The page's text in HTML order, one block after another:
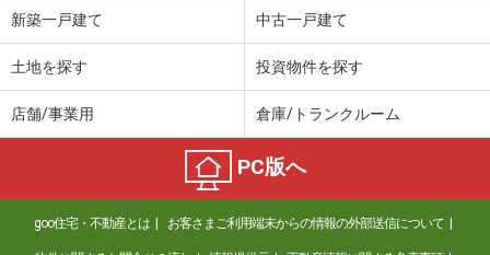
新築一戸建て 中古一戸建て
土地を探す 投資物件を探す
店舗/事業用 倉庫/トランクルーム
PC版へ
goo住宅・不動産とは お客さまご利用端末からの情報の外部送信について